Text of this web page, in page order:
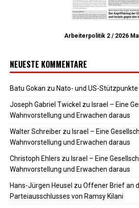
Arbeiterpolitik 2 / 2026
NEUESTE KOMMENTARE
Batu Gokan zu Nato- und US-Stützpunkte
Joseph Gabriel Twickel zu Israel – Eine
Wahnvorstellung und Erwachen daraus
Walter Schreiber zu Israel – Eine
Wahnvorstellung und Erwachen daraus
Christoph Ehlers zu Israel – Eine
Wahnvorstellung und Erwachen daraus
Hans-Jürgen Heusel zu Offener Brief an
Parteiausschlusses von Ramsy Kilani